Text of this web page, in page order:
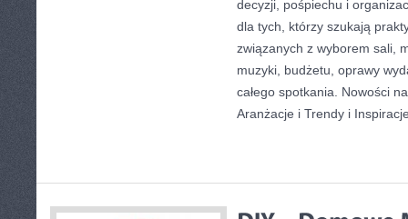
decyzji, pośpiechu i
dla tych, którzy szukają
związanych z wyborem sali,
muzyki, budżetu, oprawy
całego spotkania. Nowości
Aranżacje i Trendy i